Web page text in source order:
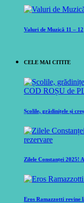
Valuri de Muzică 11 – 12
CELE MAI CITITE
Școlile, grădinițele și
Zilele Constanței 2025!
Eros Ramazzotti revine